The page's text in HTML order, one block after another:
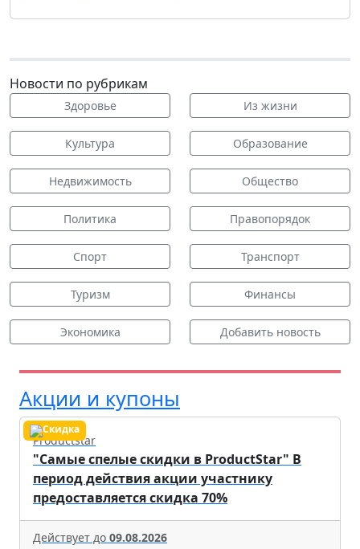
Новости по рубрикам
Здоровье Из жизни
Культура Образование
Недвижимость Общество
Политика Правопорядок
Спорт Транспорт
Туризм Финансы
Экономика Добавить новость
Акции и купоны
Productstar
"Самые спелые скидки в ProductStar" В
период действия акции участнику
предоставляется скидка 70%
Действует до 09.08.2026